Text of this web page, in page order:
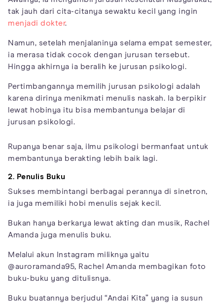
tak jauh dari cita-citanya sewaktu kecil yang ingin
menjadi dokter.
Namun, setelah menjalaninya selama empat semester,
ia merasa tidak cocok dengan jurusan tersebut.
Hingga akhirnya ia beralih ke jurusan psikologi.
Pertimbangannya memilih jurusan psikologi adalah
karena dirinya menikmati menulis naskah. Ia berpikir
lewat hobinya itu bisa membantunya belajar di
jurusan psikologi.
Rupanya benar saja, ilmu psikologi bermanfaat untuk
membantunya berakting lebih baik lagi.
2. Penulis Buku
Sukses membintangi berbagai perannya di sinetron,
ia juga memiliki hobi menulis sejak kecil.
Bukan hanya berkarya lewat akting dan musik, Rachel
Amanda juga menulis buku.
Melalui akun Instagram miliknya yaitu
@auroramanda95, Rachel Amanda membagikan foto
buku-buku yang ditulisnya.
Buku buatannya berjudul “Andai Kita” yang ia susun